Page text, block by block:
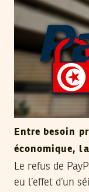
Entre besoin
économique,
Le refus de
eu l’effet d’un